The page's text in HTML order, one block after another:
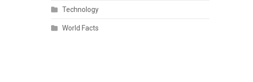
Technology
World Facts